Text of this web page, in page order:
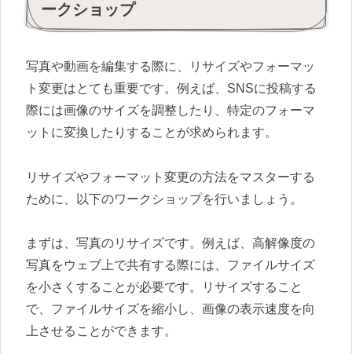
ークショップ
写真や動画を編集する際に、リサイズやフォーマッ
ト変更はとても重要です。例えば、SNSに投稿する
際には画像のサイズを調整したり、特定のフォーマ
ットに変換したりすることが求められます。
リサイズやフォーマット変更の方法をマスターする
ために、以下のワークショップを行いましょう。
まずは、写真のリサイズです。例えば、高解像度の
写真をウェブ上で共有する際には、ファイルサイズ
を小さくすることが必要です。リサイズすること
で、ファイルサイズを縮小し、画像の表示速度を向
上させることができます。